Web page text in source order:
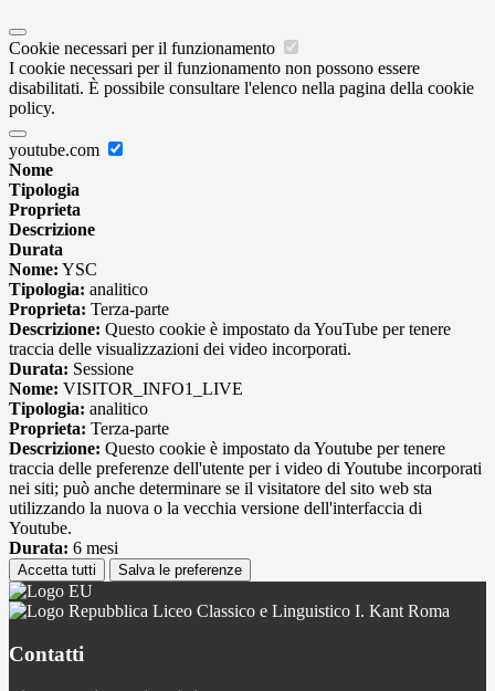
Cookie necessari per il funzionamento
I cookie necessari per il funzionamento non possono essere
disabilitati. È possibile consultare l'elenco nella pagina della cookie
policy.
youtube.com
Nome
Tipologia
Proprieta
Descrizione
Durata
Nome: YSC
Tipologia: analitico
Proprieta: Terza-parte
Descrizione: Questo cookie è impostato da YouTube per tenere
traccia delle visualizzazioni dei video incorporati.
Durata: Sessione
Nome: VISITOR_INFO1_LIVE
Tipologia: analitico
Proprieta: Terza-parte
Descrizione: Questo cookie è impostato da Youtube per tenere
traccia delle preferenze dell'utente per i video di Youtube incorporati
nei siti; può anche determinare se il visitatore del sito web sta
utilizzando la nuova o la vecchia versione dell'interfaccia di
Youtube.
Durata: 6 mesi
Accetta tutti Salva le preferenze
Liceo Classico e Linguistico I. Kant Roma
Contatti